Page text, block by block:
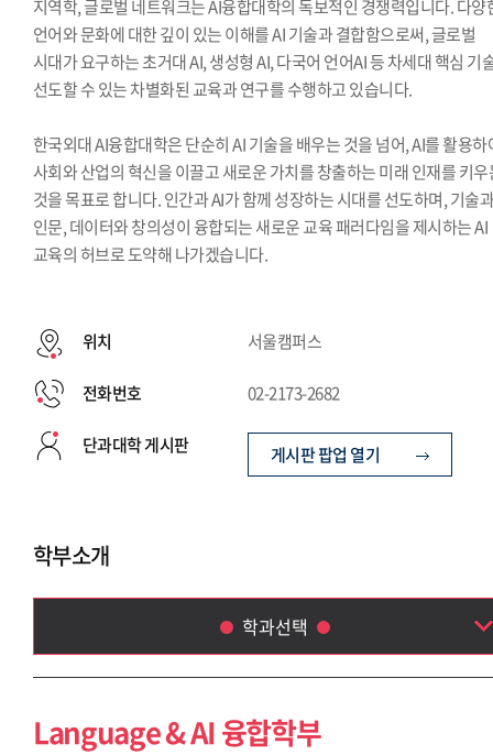
지역학, 글로벌 네트워크는 AI융합대학의 독보적인 경쟁력입니다. 다양
언어와 문화에 대한 깊이 있는 이해를 AI 기술과 결합함으로써, 글로벌
시대가 요구하는 초거대 AI, 생성형 AI, 다국어 언어AI 등 차세대 핵심 기
선도할 수 있는 차별화된 교육과 연구를 수행하고 있습니다.
한국외대 AI융합대학은 단순히 AI 기술을 배우는 것을 넘어, AI를 활용하
사회와 산업의 혁신을 이끌고 새로운 가치를 창출하는 미래 인재를 키
것을 목표로 합니다. 인간과 AI가 함께 성장하는 시대를 선도하며, 기술
인문, 데이터와 창의성이 융합되는 새로운 교육 패러다임을 제시하는 AI
교육의 허브로 도약해 나가겠습니다.
위치 서울캠퍼스
전화번호 02-2173-2682
단과대학 게시판 게시판 팝업 열기
학부소개
학과선택
Language & AI 융합학부
Language & AI 융합학부